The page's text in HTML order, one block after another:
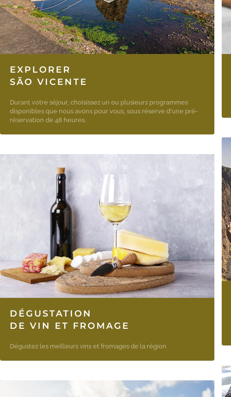
EXPLORER
SÃO VICENTE
Durant votre séjour, choisissez un ou plusieurs programmes
disponibles que nous avons pour vous, sous réserve d'une pré-
réservation de 48 heures.
DÉGUSTATION
DE VIN ET FROMAGE
Dégustez les meilleurs vins et fromages de la région